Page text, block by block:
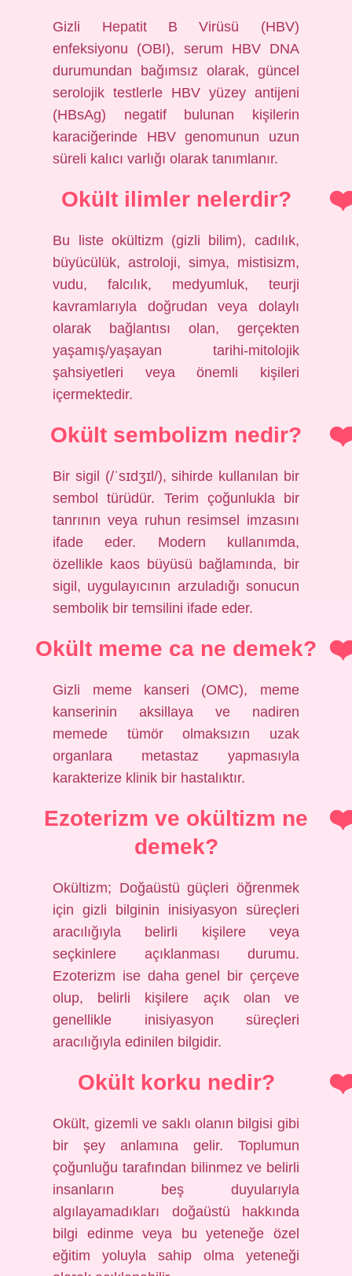
Gizli Hepatit B Virüsü (HBV)
enfeksiyonu (OBI), serum HBV DNA
durumundan bağımsız olarak, güncel
serolojik testlerle HBV yüzey antijeni
(HBsAg) negatif bulunan kişilerin
karaciğerinde HBV genomunun uzun
süreli kalıcı varlığı olarak tanımlanır.
Okült ilimler nelerdir?
Bu liste okültizm (gizli bilim), cadılık,
büyücülük, astroloji, simya, mistisizm,
vudu, falcılık, medyumluk, teurji
kavramlarıyla doğrudan veya dolaylı
olarak bağlantısı olan, gerçekten
yaşamış/yaşayan tarihi-mitolojik
şahsiyetleri veya önemli kişileri
içermektedir.
Okült sembolizm nedir?
Bir sigil (/ˈsɪdʒɪl/), sihirde kullanılan bir
sembol türüdür. Terim çoğunlukla bir
tanrının veya ruhun resimsel imzasını
ifade eder. Modern kullanımda,
özellikle kaos büyüsü bağlamında, bir
sigil, uygulayıcının arzuladığı sonucun
sembolik bir temsilini ifade eder.
Okült meme ca ne demek?
Gizli meme kanseri (OMC), meme
kanserinin aksillaya ve nadiren
memede tümör olmaksızın uzak
organlara metastaz yapmasıyla
karakterize klinik bir hastalıktır.
Ezoterizm ve okültizm ne
demek?
Okültizm; Doğaüstü güçleri öğrenmek
için gizli bilginin inisiyasyon süreçleri
aracılığıyla belirli kişilere veya
seçkinlere açıklanması durumu.
Ezoterizm ise daha genel bir çerçeve
olup, belirli kişilere açık olan ve
genellikle inisiyasyon süreçleri
aracılığıyla edinilen bilgidir.
Okült korku nedir?
Okült, gizemli ve saklı olanın bilgisi gibi
bir şey anlamına gelir. Toplumun
çoğunluğu tarafından bilinmez ve belirli
insanların beş duyularıyla
algılayamadıkları doğaüstü hakkında
bilgi edinme veya bu yeteneğe özel
eğitim yoluyla sahip olma yeteneği